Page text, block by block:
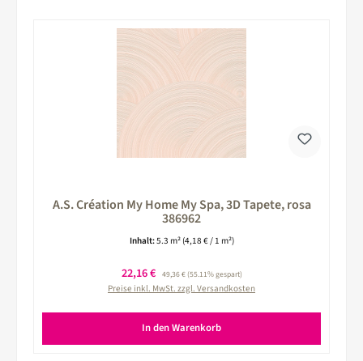
A.S. Création My Home My Spa, 3D Tapete, rosa
386962
Inhalt:5.3 m² (4,18 € / 1 m²)
Verkaufspreis:
22,16 € Regulärer Preis:
49,36 €(55.11% gespart)
Preise inkl. MwSt. zzgl. Versandkosten
In den Warenkorb